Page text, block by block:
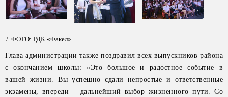
/ ФОТО: РДК «Факел»
Глава администрации также поздравил всех выпускников района
с окончанием школы: «Это большое и радостное событие в
вашей жизни. Вы успешно сдали непростые и ответственные
экзамены, впереди – дальнейший выбор жизненного пути. Со